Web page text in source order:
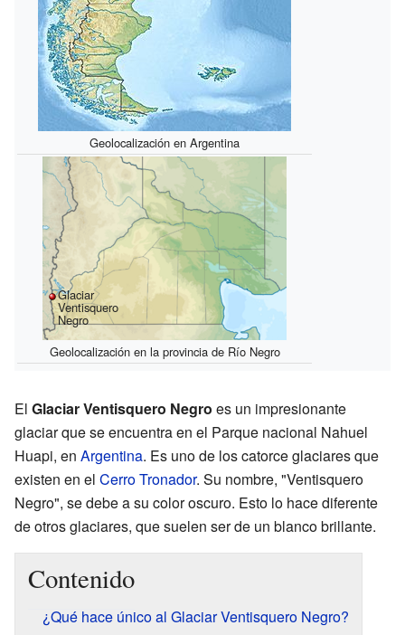
Geolocalización en Argentina
Glaciar
Ventisquero
Negro
Geolocalización en la provincia de Río Negro
El Glaciar Ventisquero Negro es un impresionante
glaciar que se encuentra en el Parque nacional Nahuel
Huapi, en Argentina. Es uno de los catorce glaciares que
existen en el Cerro Tronador. Su nombre, "Ventisquero
Negro", se debe a su color oscuro. Esto lo hace diferente
de otros glaciares, que suelen ser de un blanco brillante.
Contenido
¿Qué hace único al Glaciar Ventisquero Negro?